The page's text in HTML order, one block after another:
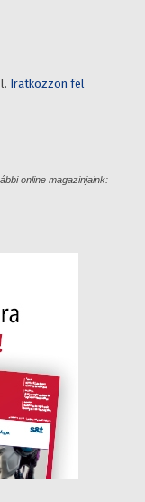
Iratkozzon fel
online magazinjaink: